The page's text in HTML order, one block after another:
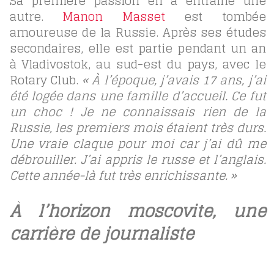
autre. Manon Massetest tombée
amoureuse de la Russie. Après ses études
secondaires, elle est partie pendant un an
à Vladivostok, au sud-est du pays, avec le
Rotary Club. « À l’époque, j’avais 17 ans, j’ai
été logée dans une famille d’accueil. Ce fut
un choc ! Je ne connaissais rien de la
Russie, les premiers mois étaient très durs.
Une vraie claque pour moi car j’ai dû me
débrouiller. J’ai appris le russe et l’anglais.
Cette année-là fut très enrichissante. »
À l’horizon moscovite, une
carrière de journaliste